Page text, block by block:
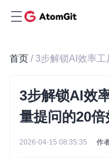
首页
3步解锁AI效
量提问的20倍
2026-04-15 08:35:35 作